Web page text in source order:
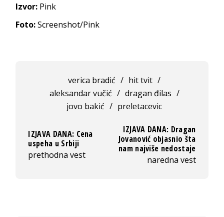
Izvor: Pink
Foto:Screenshot/Pink
verica bradić / hit tvit /
aleksandar vučić / dragan đilas /
jovo bakić / preletacevic
IZJAVA DANA: Cena
uspeha u Srbiji
prethodna vest
IZJAVA DANA: Dragan
Jovanović objasnio šta
nam najviše nedostaje
naredna vest